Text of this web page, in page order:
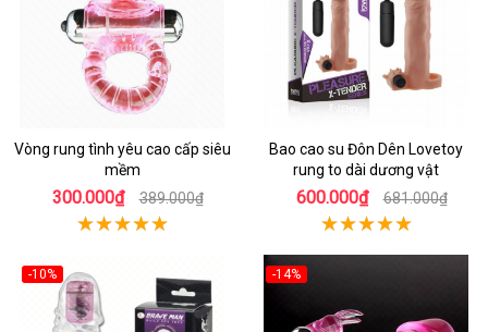
Vòng rung tình yêu cao cấp siêu
mềm
300.000₫ 389.000₫
Bao cao su Đôn Dên Lovetoy
rung to dài dương vật
600.000₫ 681.000₫
-10% -14%